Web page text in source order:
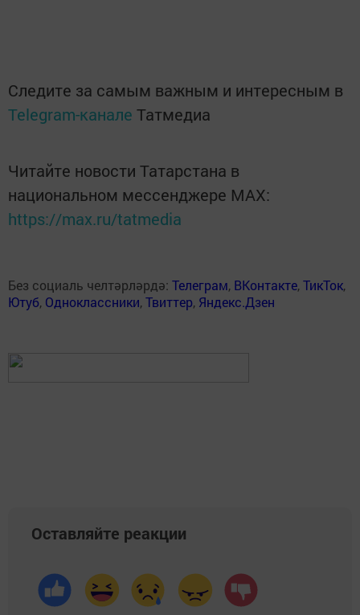
Следите за самым важным и интересным в
Telegram-канале Татмедиа
Читайте новости Татарстана в
национальном мессенджере MАХ:
https://max.ru/tatmedia
Без социаль челтәрләрдә: Телеграм, ВКонтакте,ТикТок,
Ютуб, Одноклассники,Твиттер, Яндекс.Дзен
Оставляйте реакции